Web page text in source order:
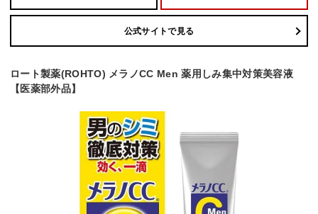
公式サイトで見る
ロート製薬(ROHTO) メラノCC Men 薬用しみ集中対策美容液
【医薬部外品】